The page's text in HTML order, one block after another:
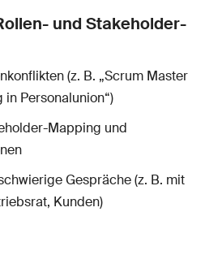
und Stakeholder-
(z. B. „Scrum Master
Personalunion“)
Mapping und
Gespräche (z. B. mit
Kunden)